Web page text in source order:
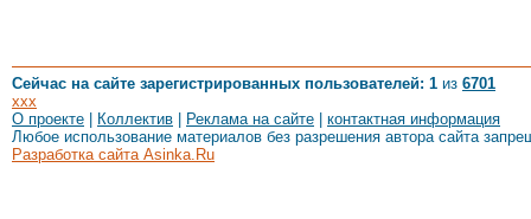
Сейчас на сайте зарегистрированных пользователей: 1 из 6701
xxx
О проекте
Коллектив Реклама на сайте
контактная информация
Любое использование материалов без разрешения автора сайта
Разработка сайта Asinka.Ru